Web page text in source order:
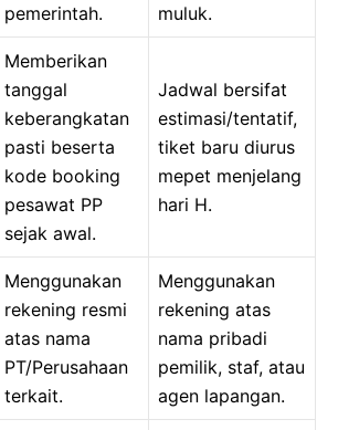
pemerintah.
muluk.
Memberikan
tanggal
keberangkatan
pasti beserta
kode booking
pesawat PP
sejak awal.
Jadwal bersifat
estimasi/tentatif,
tiket baru diurus
mepet menjelang
hari H.
Menggunakan
rekening resmi
atas nama
PT/Perusahaan
terkait.
Menggunakan
rekening atas
nama pribadi
pemilik, staf, atau
agen lapangan.